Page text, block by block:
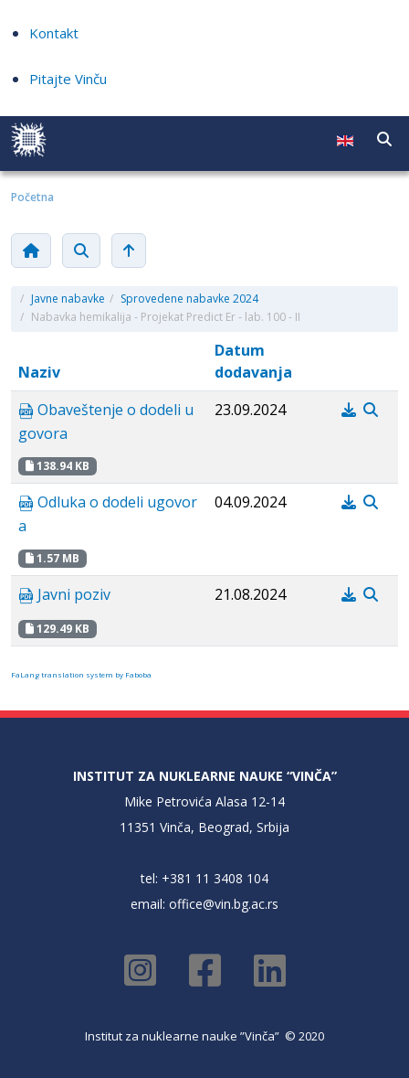
Kontakt
Pitajte Vinču
Početna
/ Javne nabavke / Sprovedene nabavke 2024
/ Nabavka hemikalija - Projekat Predict Er - lab. 100 - II
Naziv
Datum
dodavanja
Obaveštenje o dodeli u
govora
138.94 KB
23.09.2024
Odluka o dodeli ugovor
a
1.57 MB
04.09.2024
Javni poziv
129.49 KB
21.08.2024
FaLang translation system by Faboba
INSTITUT ZA NUKLEARNE NAUKE “VINČA”
Mike Petrovića Alasa 12-14
11351 Vinča, Beograd, Srbija
tel: +381 11 3408 104
email: office@vin.bg.ac.rs
Institut za nuklearne nauke ”Vinča” © 2020